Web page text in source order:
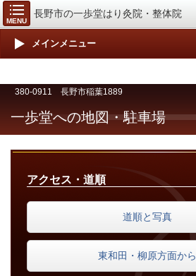
MENU
長野市の一歩堂はり灸院・整体院
メインメニュー
380-0911 長野市稲葉1889
一歩堂への地図・駐車場
アクセス・道順
道順と写真
東和田・柳原方面から